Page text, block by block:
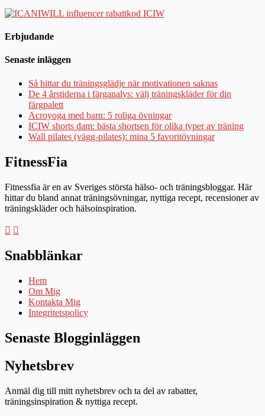
Erbjudande
Senaste inläggen
Så hittar du träningsglädje när motivationen saknas
De 4 årstiderna i färganalys: välj träningskläder för din
färgpalett
Acroyoga med barn: 5 roliga övningar
ICIW shorts dam: bästa shortsen för olika typer av träning
Wall pilates (vägg-pilates): mina 5 favoritövningar
FitnessFia
Fitnessfia är en av Sveriges största hälso- och träningsbloggar. Här
hittar du bland annat träningsövningar, nyttiga recept, recensioner av
träningskläder och hälsoinspiration.
Snabblänkar
Hem
Om Mig
Kontakta Mig
Integritetspolicy
Senaste Blogginläggen
Nyhetsbrev
Anmäl dig till mitt nyhetsbrev och ta del av rabatter,
träningsinspiration & nyttiga recept.